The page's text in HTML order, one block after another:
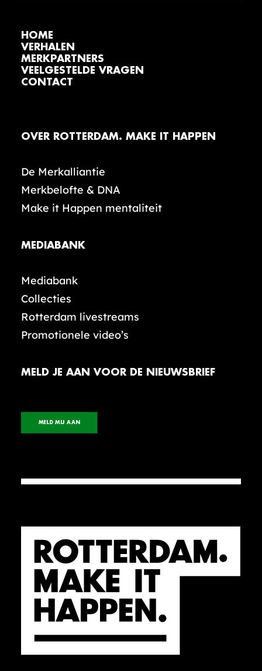
HOME
VERHALEN
MERKPARTNERS
VEELGESTELDE VRAGEN
CONTACT
OVER ROTTERDAM. MAKE IT HAPPEN
De Merkalliantie
Merkbelofte & DNA
Make it Happen mentaliteit
MEDIABANK
Mediabank
Collecties
Rotterdam livestreams
Promotionele video’s
MELD JE AAN VOOR DE NIEUWSBRIEF
MELD MIJ AAN